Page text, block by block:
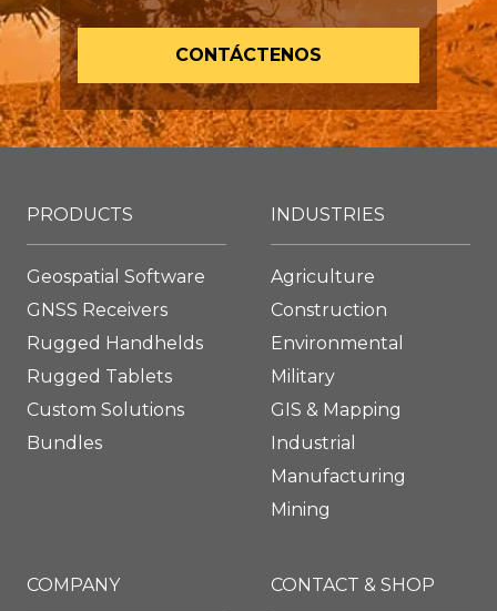
CONTÁCTENOS
PRODUCTS
Geospatial Software
GNSS Receivers
Rugged Handhelds
Rugged Tablets
Custom Solutions
Bundles
INDUSTRIES
Agriculture
Construction
Environmental
Military
GIS & Mapping
Industrial
Manufacturing
Mining
COMPANY CONTACT & SHOP